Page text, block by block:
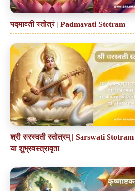
पद्मावती स्तोत्रं | Padmavati Stotram
श्री सरस्वती स्तोत्रम् | Sarswati Stotram
या शुभ्रवस्त्रावृता